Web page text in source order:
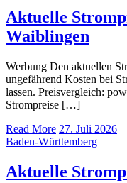
Aktuelle
Waiblingen
Werbung Den aktuellen
ungefährend Kosten bei
lassen. Preisvergleich:
Strompreise […]
Read More 27. Juli 2026
Baden-Württemberg
Aktuelle